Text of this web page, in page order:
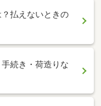
払えないときの
続き・荷造りな